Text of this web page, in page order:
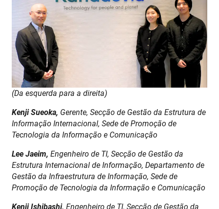
(Da esquerda para a direita)
Kenji Sueoka, Gerente, Secção de Gestão da Estrutura de
Informação Internacional, Sede de Promoção de
Tecnologia da Informação e Comunicação
Lee Jaeim, Engenheiro de TI, Secção de Gestão da
Estrutura Internacional de Informação, Departamento de
Gestão da Infraestrutura de Informação, Sede de
Promoção de Tecnologia da Informação e Comunicação
Kenji Ishibashi, Engenheiro de TI, Secção de Gestão da